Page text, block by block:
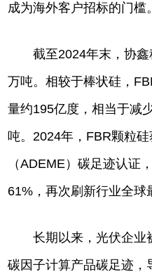
成为海外客户招标的门槛
截至2024年末，协鑫
万吨。相较于棒状硅，
量约195亿度，相当于减
吨。2024年，FBR颗粒
（ADEME）碳足迹认证
61%，再次刷新行业全球
长期以来，光伏企业
碳因子计算产品碳足迹